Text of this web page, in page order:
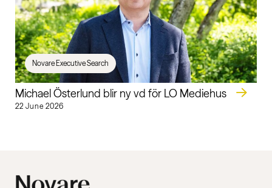
Novare Executive Search
Michael Österlund blir ny vd för LO Mediehus
22 June 2026